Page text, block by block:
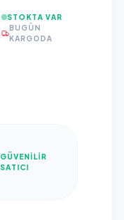
STOKTA VAR
BUGÜN
KARGODA
GÜVENILIR
SATICI